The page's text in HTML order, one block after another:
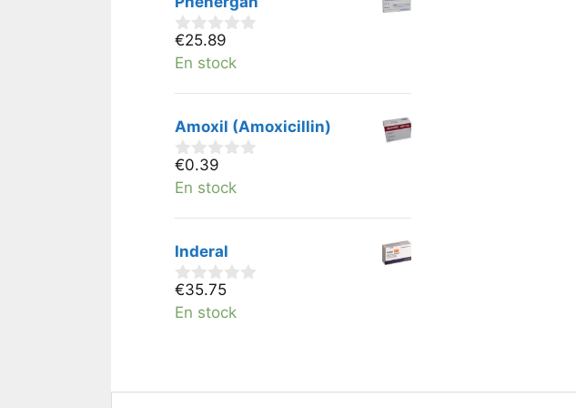
0
v
n
€25.89
En stock
Amoxil (Amoxicillin)
0
v
n
€0.39
En stock
Inderal
0
v
€35.75
En stock